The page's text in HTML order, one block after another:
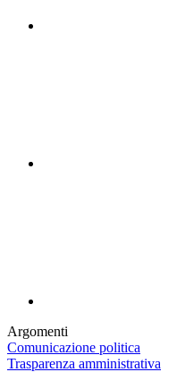
Argomenti
Comunicazione politica
Trasparenza amministrativa